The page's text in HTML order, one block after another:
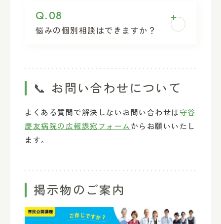
っていません。ご自身でご用意くださ
い。
Q.08
悩みの個別相談はできますか？
す。その際にお願いいたします。プライ
バシーに関わることは後日、守谷慶友病
5-3311）にて訪問の希望とあわせて相談
予約をおこなっていただけますでしょう
か。
📞 お問い合わせについて
よくある質問で解決しないお問い合わせは守谷
慶友病院の広報課宛フォームからお願いいたし
ます。
掲示物のご案内